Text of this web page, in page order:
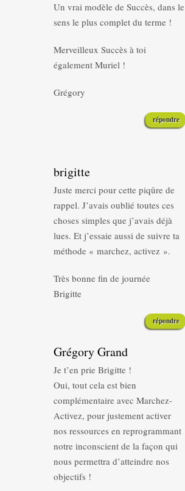
Un vrai modèle de Succès, dans le
sens le plus complet du terme !
Merveilleux Succès à toi
également Muriel !
Grégory
répondre
brigitte
Juste merci pour cette piqûre de
rappel. J’avais oublié toutes ces
choses simples que j’avais déjà
lues. Et j’essaie aussi de suivre ta
méthode « marchez, activez ».
Très bonne fin de journée
Brigitte
répondre
Grégory Grand
Je t’en prie Brigitte !
Oui, tout cela est bien
complémentaire avec Marchez-
Activez, pour justement activer
nos ressources en reprogrammant
notre inconscient de la façon qui
nous permettra d’atteindre nos
objectifs !